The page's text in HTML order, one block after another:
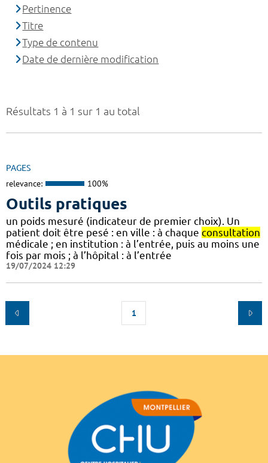
Résultats 1 à 1 sur 1 au total
PAGES
relevance: 100%
Outils pratiques
un poids mesuré (indicateur de premier choix). Un
patient doit être pesé : en ville : à chaque consultation
médicale ; en institution : à l’entrée, puis au moins une
fois par mois ; à l’hôpital : à l’entrée
19/07/2024 12:29
1
Pertinence
Titre
Type de contenu
Date de dernière modification